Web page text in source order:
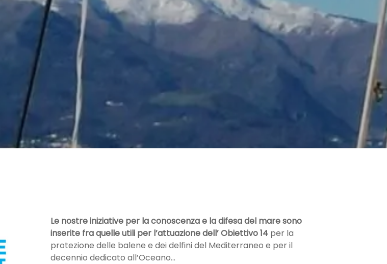
Le nostre iniziative per la conoscenza e la difesa del mare sono
inserite fra quelle utili per l’attuazione dell’ Obiettivo 14per la
protezione delle balene e dei delfini del Mediterraneo e per il
decennio dedicato all’Oceano…